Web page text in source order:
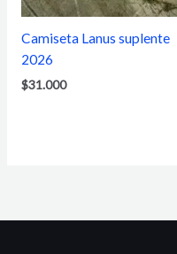
Camiseta Lanus suplente
2026
$31.000